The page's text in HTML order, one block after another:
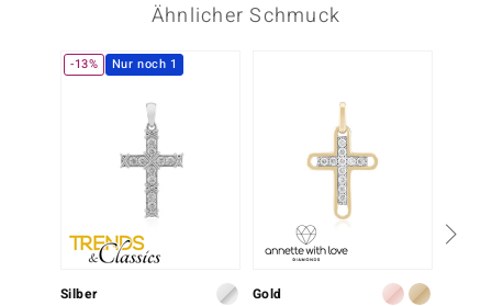
Ähnlicher Schmuck
-13% Nur noch 1
Silber Gold